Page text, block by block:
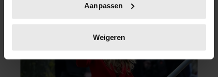
scannen op specifieke eigenschappen (fingerprinting)
verwerkt en stel uw voorkeuren in het
intrekken in de Cookieverklaring.
Aanpassen
Weigeren